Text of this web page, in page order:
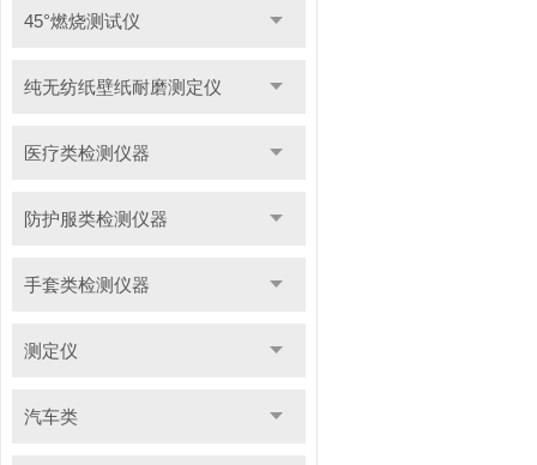
45°燃烧测试仪
纯无纺纸壁纸耐磨测定仪
医疗类检测仪器
防护服类检测仪器
手套类检测仪器
测定仪
汽车类